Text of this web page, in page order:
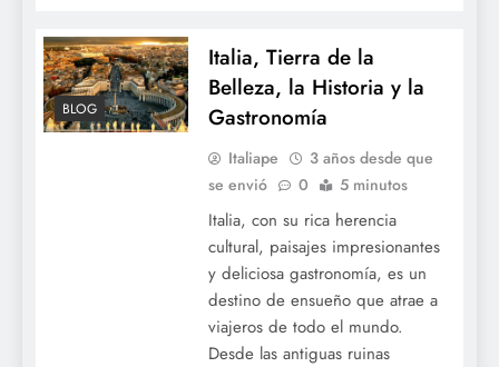
BLOG
Italia, Tierra de la
Belleza, la Historia y la
Gastronomía
Italiape
3 años desde que
se envió
0 5 minutos
Italia, con su rica herencia
cultural, paisajes impresionantes
y deliciosa gastronomía, es un
destino de ensueño que atrae a
viajeros de todo el mundo.
Desde las antiguas ruinas